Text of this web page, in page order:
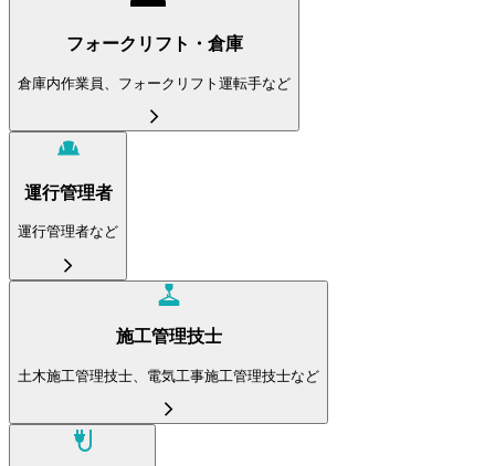
フォークリフト・倉庫
倉庫内作業員、フォークリフト運転手など
運行管理者
運行管理者など
施工管理技士
土木施工管理技士、電気工事施工管理技士など